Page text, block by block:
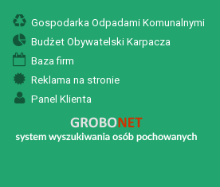
Gospodarka Odpadami Komunalnymi
Budżet Obywatelski Karpacza
Baza firm
Reklama na stronie
Panel Klienta